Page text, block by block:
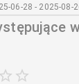
06-28 - 2025-08-